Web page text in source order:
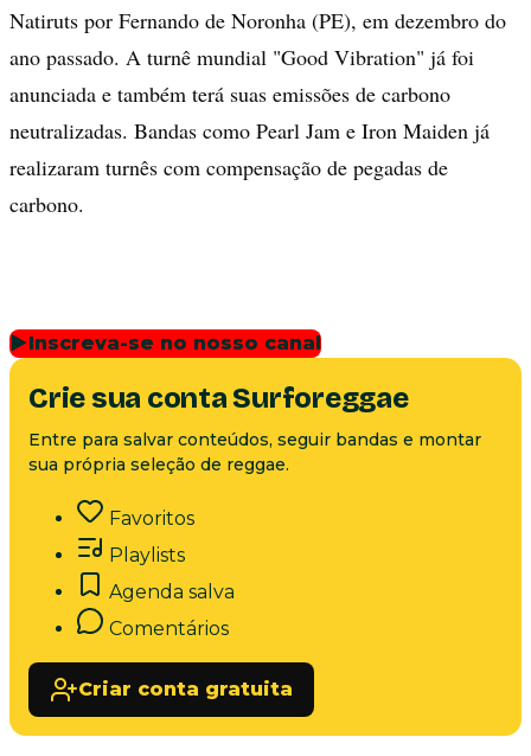
Natiruts por Fernando de Noronha (PE), em dezembro do
ano passado. A turnê mundial "Good Vibration" já foi
anunciada e também terá suas emissões de carbono
neutralizadas. Bandas como Pearl Jam e Iron Maiden já
realizaram turnês com compensação de pegadas de
carbono.
▶Inscreva-se no nosso canal
Crie sua conta Surforeggae
Entre para salvar conteúdos, seguir bandas e montar
sua própria seleção de reggae.
Favoritos
Playlists
Agenda salva
Comentários
Criar conta gratuita